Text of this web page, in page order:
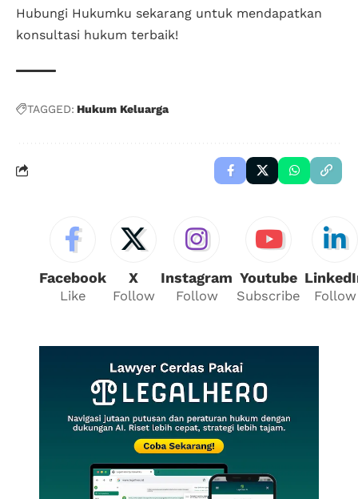
Hubungi Hukumku sekarang untuk mendapatkan
konsultasi hukum terbaik!
TAGGED: Hukum Keluarga
Facebook
Like
X
Follow
Instagram
Follow
Youtube
Subscribe Follow